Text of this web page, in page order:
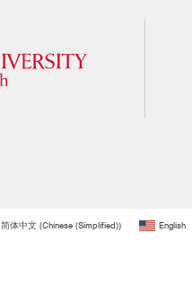
简体中文(Chinese (Simplified)) English